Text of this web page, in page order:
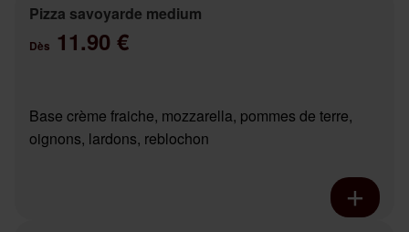
Pizza savoyarde medium
Dès 11.90 €
Base crème fraiche, mozzarella, pommes de terre,
oignons, lardons, reblochon